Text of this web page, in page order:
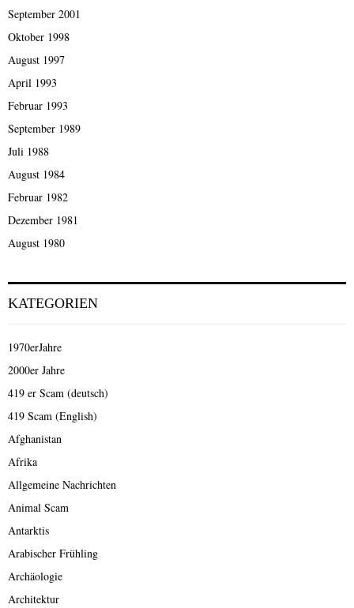
September 2001
Oktober 1998
August 1997
April 1993
Februar 1993
September 1989
Juli 1988
August 1984
Februar 1982
Dezember 1981
August 1980
KATEGORIEN
1970erJahre
2000er Jahre
419 er Scam (deutsch)
419 Scam (English)
Afghanistan
Afrika
Allgemeine Nachrichten
Animal Scam
Antarktis
Arabischer Frühling
Archäologie
Architektur